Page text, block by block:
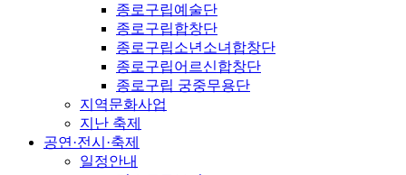
종로구립예술단
종로구립합창단
종로구립소년소녀합창단
종로구립어르신합창단
종로구립 궁중무용단
지역문화사업
지난 축제
공연·전시·축제
일정안내